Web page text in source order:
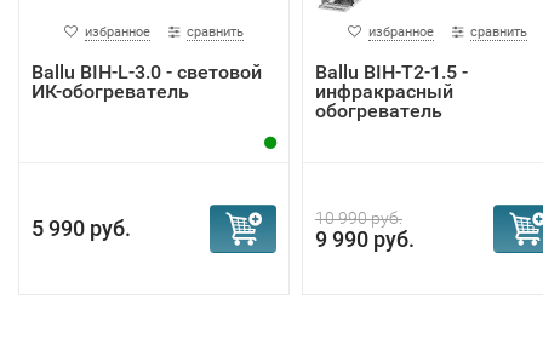
избранное сравнить
Ballu BIH-L-3.0 - световой
ИК-обогреватель
5 990 руб.
избранное сравнить
Ballu BIH-T2-1.5 -
инфракрасный
обогреватель
10 990 руб.
9 990 руб.